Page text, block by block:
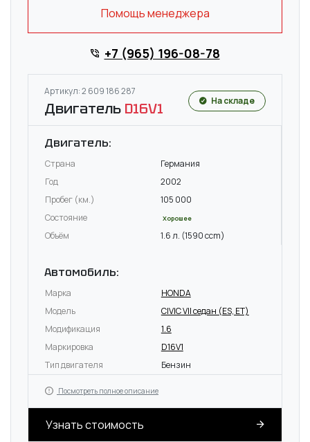
Помощь менеджера
+7 (965) 196-08-78
Артикул: 2 609 186 287
Двигатель D16V1 На складе
Двигатель:
Страна
Германия
Год
2002
Пробег (км.)
105 000
Состояние
Хорошее
Объём 1.6 л. (1590 ccm)
Автомобиль:
Марка
HONDA
Модель
CIVIC VII седан (ES, ET)
Модификация
1.6
Маркировка
D16V1
Тип двигателя
Бензин
Посмотреть полное описание
Узнать стоимость